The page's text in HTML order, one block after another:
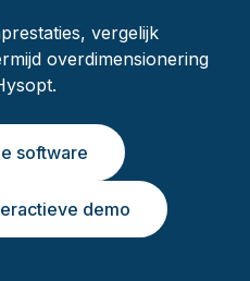
vergelijk
overdimensionering
software
demo